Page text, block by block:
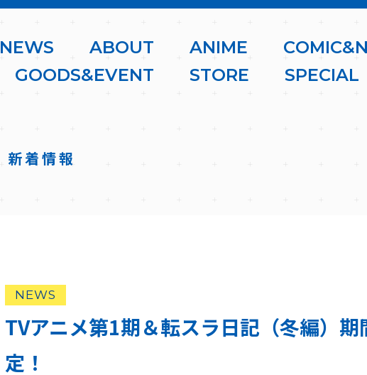
NEWS ABOUT ANIME COMIC&
GOODS&EVENT STORE SPECIAL
新着情報
TVアニメ第1期＆転スラ日記（冬編）
定！
NEWS